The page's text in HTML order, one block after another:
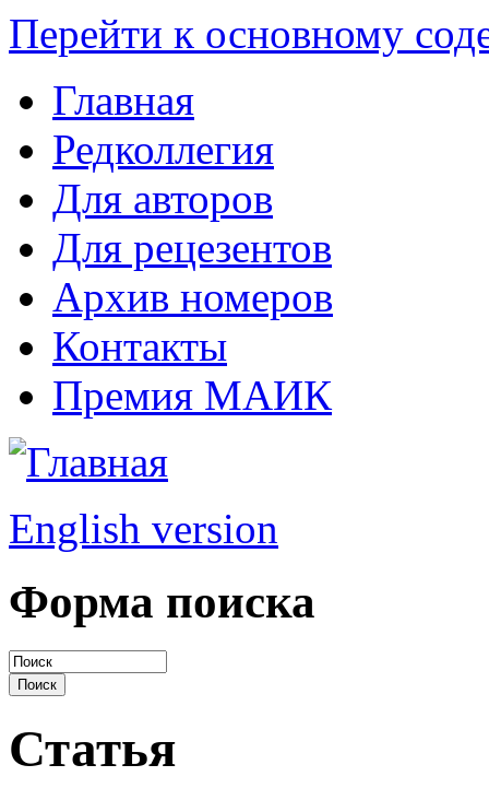
Перейти к основному
Главная
Редколлегия
Для авторов
Для рецезентов
Архив номеров
Контакты
Премия МАИК
English version
Форма поиска
Статья